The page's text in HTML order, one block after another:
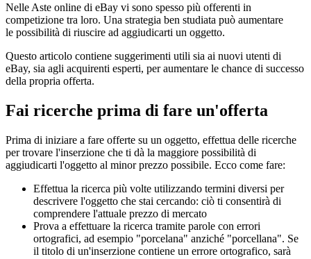
Nelle Aste online di eBay vi sono spesso più offerenti in
competizione tra loro. Una strategia ben studiata può aumentare
le possibilità di riuscire ad aggiudicarti un oggetto.
Questo articolo contiene suggerimenti utili sia ai nuovi utenti di
eBay, sia agli acquirenti esperti, per aumentare le chance di successo
della propria offerta.
Fai ricerche prima di fare un'offerta
Prima di iniziare a fare offerte su un oggetto, effettua delle ricerche
per trovare l'inserzione che ti dà la maggiore possibilità di
aggiudicarti l'oggetto al minor prezzo possibile. Ecco come fare:
Effettua la ricerca più volte utilizzando termini diversi per
descrivere l'oggetto che stai cercando: ciò ti consentirà di
comprendere l'attuale prezzo di mercato
Prova a effettuare la ricerca tramite parole con errori
ortografici, ad esempio "porcelana" anziché "porcellana". Se
il titolo di un'inserzione contiene un errore ortografico, sarà